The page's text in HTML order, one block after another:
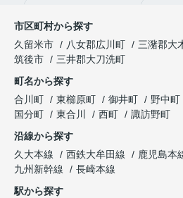
市区町村から探す
久留米市
八女郡広川町 三潴郡大
筑後市
三井郡大刀洗町
町名から探す
合川町
東櫛原町 御井町 野中町
国分町
東合川 西町
諏訪野町
沿線から探す
久大本線
西鉄大牟田線 鹿児島本
九州新幹線
長崎本線
駅から探す